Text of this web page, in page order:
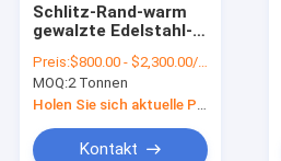
Schlitz-Rand-warm
gewalzte Edelstahl-
Blatt 2000mm für
Bau
Preis:$800.00 - $2,300.00/Tons
MOQ:2 Tonnen
Kontakt